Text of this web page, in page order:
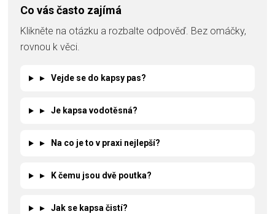
Co vás často zajímá
Klikněte na otázku a rozbalte odpověď. Bez omáčky,
rovnou k věci.
▸ Vejde se do kapsy pas?
▸ Je kapsa vodotěsná?
▸ Na co je to v praxi nejlepší?
▸ K čemu jsou dvě poutka?
▸ Jak se kapsa čistí?